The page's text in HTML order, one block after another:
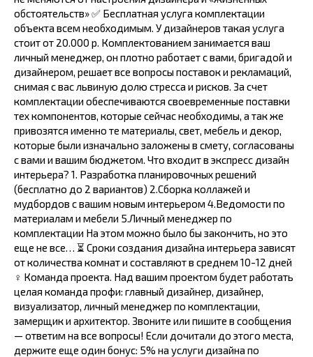
обстоятельств» ✅ Бесплатная услуга комплектации
объекта всем необходимым. У дизайнеров такая услуга
стоит от 20.000 р. Комплектованием занимается ваш
личный менеджер, он плотно работает с вами, бригадой и
дизайнером, решает все вопросы поставок и рекламаций,
снимая с вас львиную долю стресса и рисков. За счет
комплектации обеспечиваются своевременные поставки
тех компонентов, которые сейчас необходимы, а так же
привозятся именно те материалы, свет, мебель и декор,
которые были изначально заложены в смету, согласованы
с вами и вашим бюджетом. Что входит в экспресс дизайн
интерьера? 1. Разработка планировочных решений
(бесплатно до 2 вариантов) 2.Сборка коллажей и
мудбордов с вашим новым интерьером 4.Ведомости по
материалам и мебели 5.Личный менеджер по
комплектации На этом можно было бы закончить, но это
еще не все… ⏳ Сроки создания дизайна интерьера зависят
от количества комнат и составляют в среднем 10-12 дней
‍♀️ Команда проекта. Над вашим проектом будет работать
целая команда профи: главный дизайнер, дизайнер,
визуализатор, личный менеджер по комплектации,
замерщик и архитектор. Звоните или пишите в сообщения
— ответим на все вопросы! Если дочитали до этого места,
держите еще один бонус: 5% на услуги дизайна по